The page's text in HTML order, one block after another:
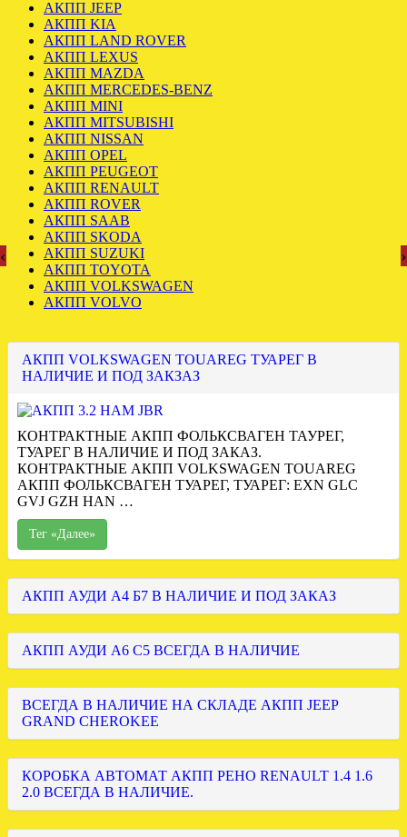
АКПП JEEP
АКПП KIA
АКПП LAND ROVER
АКПП LEXUS
АКПП MAZDA
АКПП MERCEDES-BENZ
АКПП MINI
АКПП MITSUBISHI
АКПП NISSAN
АКПП OPEL
АКПП PEUGEOT
АКПП RENAULT
АКПП ROVER
АКПП SAAB
АКПП SKODA
АКПП SUZUKI
АКПП TOYOTA
АКПП VOLKSWAGEN
АКПП VOLVO
АКПП VOLKSWAGEN TOUAREG ТУАРЕГ В
НАЛИЧИЕ И ПОД ЗАКЗАЗ
КОНТРАКТНЫЕ АКПП ФОЛЬКСВАГЕН ТАУРЕГ,
ТУАРЕГ В НАЛИЧИЕ И ПОД ЗАКАЗ.
КОНТРАКТНЫЕ АКПП VOLKSWAGEN TOUAREG
АКПП ФОЛЬКСВАГЕН ТУАРЕГ, ТУАРЕГ: EXN GLC
GVJ GZH HAN …
Тег «Далее»
АКПП АУДИ А4 Б7 В НАЛИЧИЕ И ПОД ЗАКАЗ
АКПП АУДИ А6 С5 ВСЕГДА В НАЛИЧИЕ
ВСЕГДА В НАЛИЧИЕ НА СКЛАДЕ АКПП JEEP
GRAND CHEROKEE
КОРОБКА АВТОМАТ АКПП РЕНО RENAULT 1.4 1.6
2.0 ВСЕГДА В НАЛИЧИЕ.
‹ ›